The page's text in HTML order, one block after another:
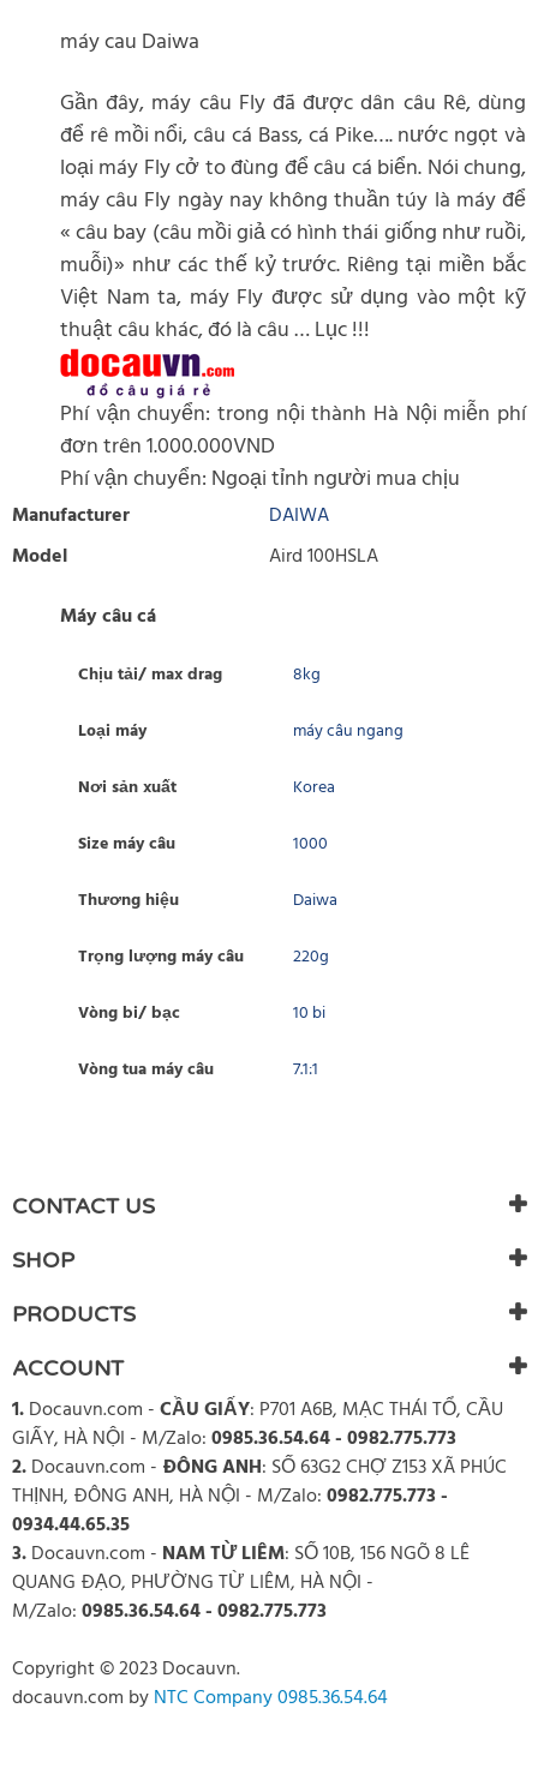
máy cau Daiwa
Gần đây, máy câu Fly đã được dân câu Rê, dùng
để rê mồi nổi, câu cá Bass, cá Pike…. nước ngọt và
loại máy Fly cở to đùng để câu cá biển. Nói chung,
máy câu Fly ngày nay không thuần túy là máy để
« câu bay (câu mồi giả có hình thái giống như ruồi,
muỗi)» như các thế kỷ trước. Riêng tại miền bắc
Việt Nam ta, máy Fly được sử dụng vào một kỹ
thuật câu khác, đó là câu … Lục !!!
Phí vận chuyển: trong nội thành Hà Nội miễn phí
đơn trên 1.000.000VND
Phí vận chuyển: Ngoại tỉnh người mua chịu
Manufacturer
DAIWA
Model
Aird 100HSLA
Máy câu cá
Chịu tải/ max drag 8kg
Loại máy máy câu ngang
Nơi sản xuất Korea
Size máy câu 1000
Thương hiệu Daiwa
Trọng lượng máy câu 220g
Vòng bi/ bạc 10 bi
Vòng tua máy câu 7.1:1
There are currently no product reviews. Be the first who write
review
CONTACT US
SHOP
PRODUCTS
ACCOUNT
1.Docauvn.com -CẦU GIẤY: P701 A6B, MẠC THÁI TỔ, CẦU
GIẤY, HÀ NỘI - M/Zalo:0985.36.54.64 - 0982.775.773
2.Docauvn.com - ĐÔNG ANH: SỐ 63G2 CHỢ Z153 XÃ PHÚC
THỊNH, ĐÔNG ANH, HÀ NỘI - M/Zalo:0982.775.773 -
0934.44.65.35
3.Docauvn.com - NAM TỪ LIÊM: SỐ 10B, 156 NGÕ 8 LÊ
QUANG ĐẠO, PHƯỜNG TỪ LIÊM, HÀ NỘI -
M/Zalo:0985.36.54.64 - 0982.775.773
Copyright © 2023 Docauvn.
docauvn.com byNTC Company 0985.36.54.64